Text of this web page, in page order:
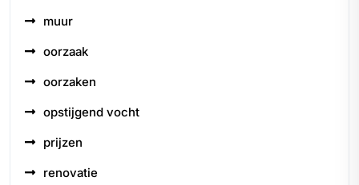
muur
oorzaak
oorzaken
opstijgend vocht
prijzen
renovatie